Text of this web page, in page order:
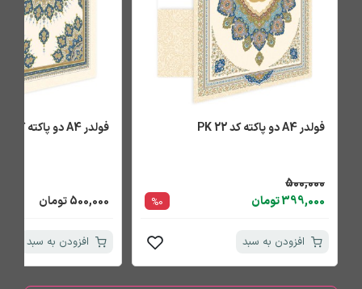
فولدر A4 دو پاکته کد PK 22
500,000
399,000 تومان
%0
افزودن به سبد
فولدر A4 دو پاکته کد PK 23
500,000 تومان
افزودن به سبد